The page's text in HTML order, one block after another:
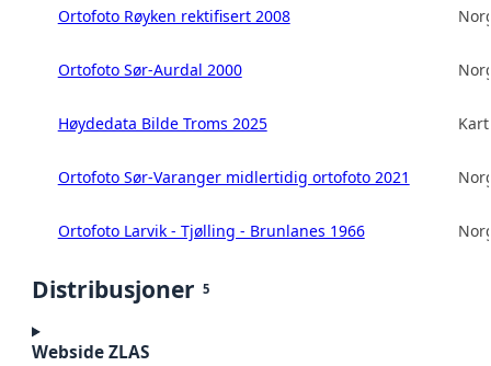
Ortofoto Røyken rektifisert 2008
Ortofoto Sør-Aurdal 2000
Høydedata Bilde Troms 2025
Ortofoto Sør-Varanger midlertidig ortofoto 2021
Ortofoto Larvik - Tjølling - Brunlanes 1966
Distribusjoner 5
Webside ZLAS